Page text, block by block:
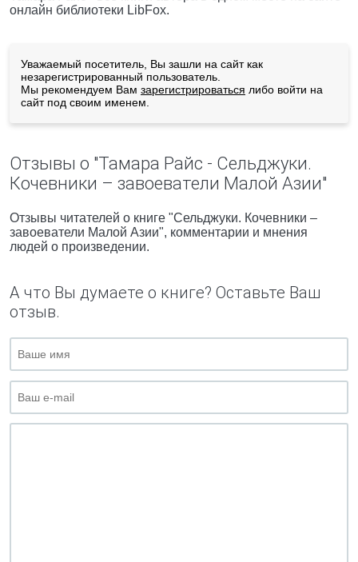
онлайн библиотеки LibFox.
Уважаемый посетитель, Вы зашли на сайт как
незарегистрированный пользователь.
Мы рекомендуем Вам зарегистрироваться либо войти на
сайт под своим именем.
Отзывы о "Тамара Райс - Сельджуки.
Кочевники – завоеватели Малой Азии"
Отзывы читателей о книге "Сельджуки. Кочевники –
завоеватели Малой Азии", комментарии и мнения
людей о произведении.
А что Вы думаете о книге? Оставьте Ваш
отзыв.